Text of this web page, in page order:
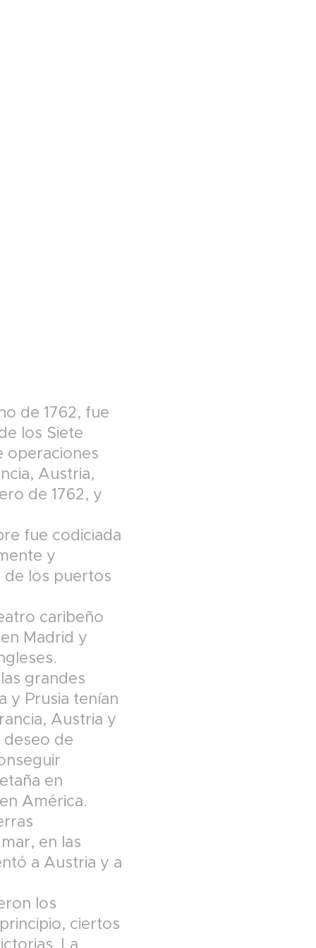
de 1762, fue
los Siete
operaciones
Austria,
de 1762, y
fue codiciada
y
de los puertos
caribeño
Madrid y
grandes
y Prusia tenían
Austria y
deseo de
en
América.
en las
a Austria y a
los
ciertos
La